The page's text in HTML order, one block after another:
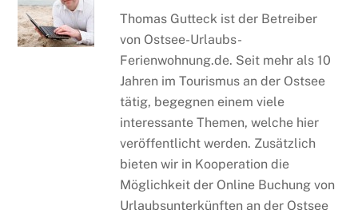
Thomas Gutteck ist der Betreiber
von Ostsee-Urlaubs-
Ferienwohnung.de. Seit mehr als 10
Jahren im Tourismus an der Ostsee
tätig, begegnen einem viele
interessante Themen, welche hier
veröffentlicht werden. Zusätzlich
bieten wir in Kooperation die
Möglichkeit der Online Buchung von
Urlaubsunterkünften an der Ostsee